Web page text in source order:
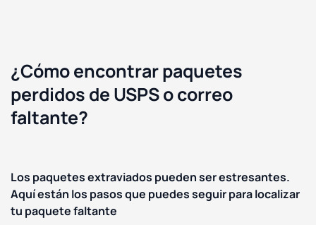
¿Cómo encontrar paquetes
perdidos de USPS o correo
faltante?
Los paquetes extraviados pueden ser estresantes.
Aquí están los pasos que puedes seguir para localizar
tu paquete faltante